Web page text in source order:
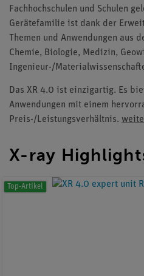
Fachhochschulen und Schulen
Gerätefamilie ist dank der
Themen und Anwendungen aus
Chemie, Biologie, Medizin,
Ingenieur-/
Das XR 4.0 ist einzigartig. Es
Anwendungen mit einem
Preis-/Leistungsverhältnis.
X-ray
Top-Artikel